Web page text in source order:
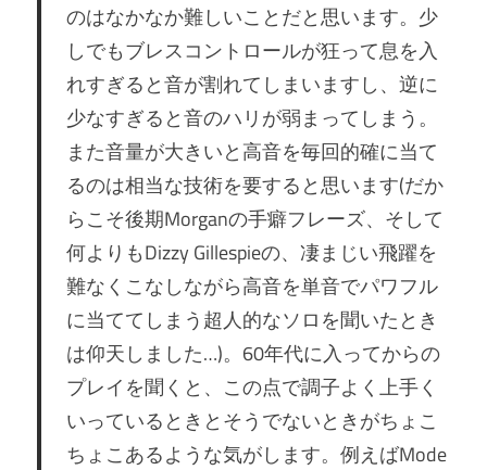
のはなかなか難しいことだと思います。少
しでもブレスコントロールが狂って息を入
れすぎると音が割れてしまいますし、逆に
少なすぎると音のハリが弱まってしまう。
また音量が大きいと高音を毎回的確に当て
るのは相当な技術を要すると思います(だか
らこそ後期Morganの手癖フレーズ、そして
何よりもDizzy Gillespieの、凄まじい飛躍を
難なくこなしながら高音を単音でパワフル
に当ててしまう超人的なソロを聞いたとき
は仰天しました…)。60年代に入ってからの
プレイを聞くと、この点で調子よく上手く
いっているときとそうでないときがちょこ
ちょこあるような気がします。例えばMode